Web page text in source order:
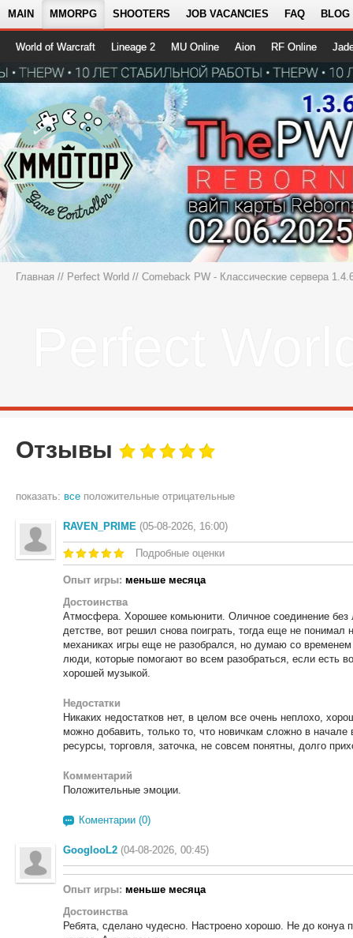
MAIN MMORPG SHOOTERS JOB VACANCIES FAQ BLOG
World of Warcraft Lineage 2 MU Online Aion RF Online
Главная // Perfect World // Comeback PW - Классические сервера
Отзывы
показать: все положительные отрицательные
RAVEN_PRIME (05-08-2026, 16:00)
Подробные оценки
Опыт игры: меньше месяца
Достоинства
Атмосфера. Хорошее комьюнити. Оличное соединение без
детстве, вот решил снова поиграть, тогда еще не понимал
механиках игры еще не разобрался, но думаю со временем
люди, которые помогают во всем разобраться, если есть
хорошей музыкой.
Недостатки
Никаких недостатков нет, в целом все очень неплохо,
можно добавить, только то, что новичкам сложно в начале
ресурсы, торговля, заточка, не совсем понятны, долго
Комментарий
Положительные эмоции.
Коментарии (0)
GooglooL2 (04-08-2026, 00:45)
Опыт игры: меньше месяца
Достоинства
Ребята, сделано чудесно. Настроено хорошо. Не до конуа